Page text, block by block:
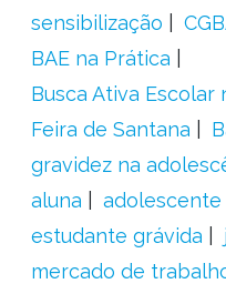
sensibilização
BAE na Prática
Busca Ativa Escolar
Feira de Santana
gravidez na
aluna
adolescente
estudante grávida
mercado de